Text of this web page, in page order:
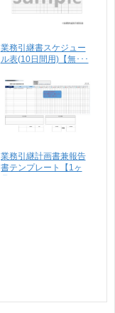
業務引継書スケジュー
ル表(10日間用)【無･･･
業務引継計画書兼報告
書テンプレート【1ヶ